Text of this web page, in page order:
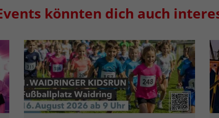
könnten dich auch